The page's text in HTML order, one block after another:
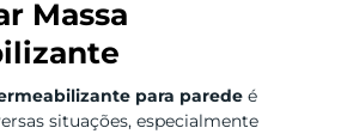
Massa
para paredeé
situações, especialmente